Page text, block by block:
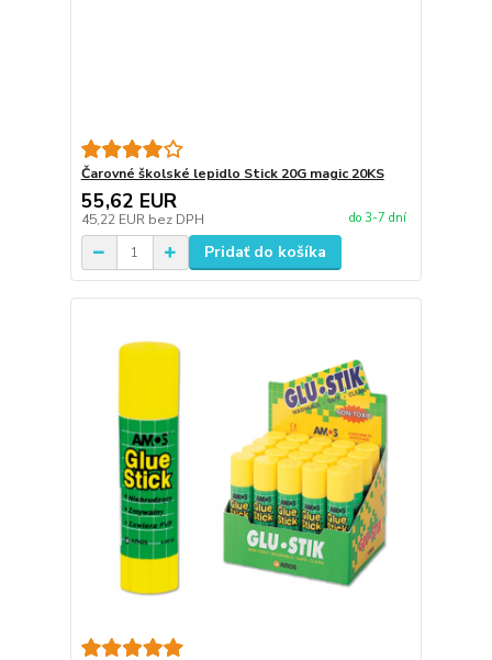
Čarovné školské lepidlo Stick 20G magic 20KS
55,62 EUR
45,22 EUR bez DPH do 3-7 dní
Pridať do košíka